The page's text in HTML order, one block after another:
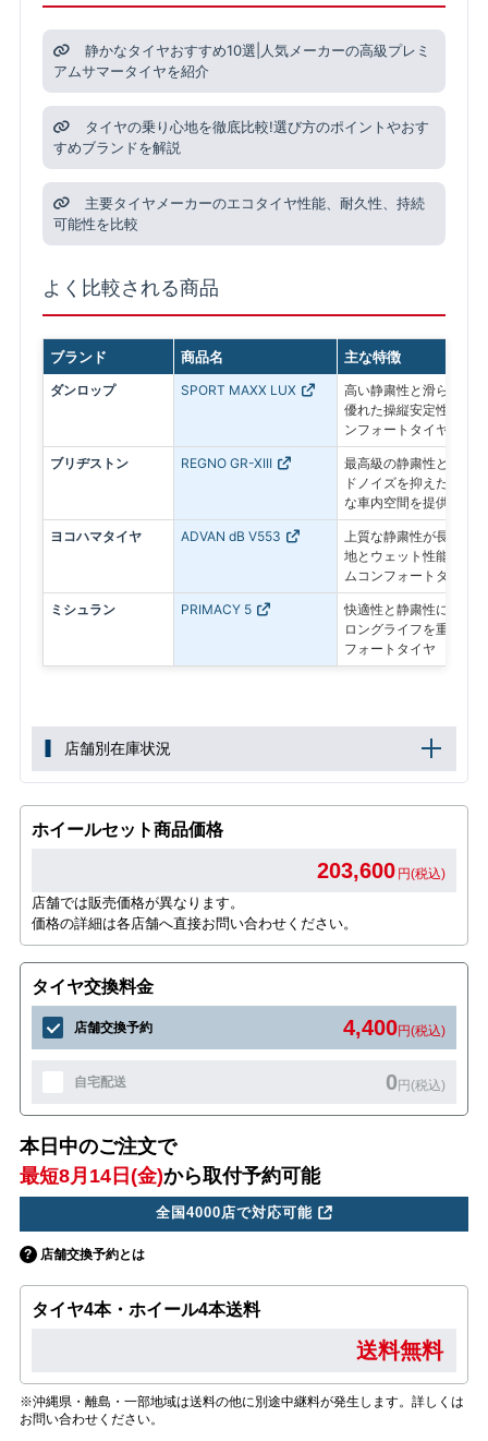
静かなタイヤおすすめ10選|人気メーカーの高級プレミ
アムサマータイヤを紹介
タイヤの乗り心地を徹底比較!選び方のポイントやおす
すめブランドを解説
主要タイヤメーカーのエコタイヤ性能、耐久性、持続
可能性を比較
よく比較される商品
ブランド 商品名 主な特徴
ダンロップ SPORT MAXX LUX
高い静粛性と滑らかな
優れた操縦安定性を備
ンフォートタイヤ
ブリヂストン REGNO GR-XIII
最高級の静粛性と乗り
ドノイズを抑えた静か
な車内空間を提供
ヨコハマタイヤ ADVAN dB V553
上質な静粛性が長く続
地とウェット性能にも
ムコンフォートタイヤ
ミシュラン PRIMACY 5
快適性と静粛性に加え
ロングライフを重視し
フォートタイヤ
店舗別在庫状況
ホイールセット商品価格
203,600 円(税込)
店舗では販売価格が異なります。
価格の詳細は各店舗へ直接お問い合わせください。
タイヤ交換料金
店舗交換予約 4,400円(税込)
自宅配送 0円(税込)
本日中のご注文で
最短8月14日(金)から取付予約可能
全国4000店で対応可能
店舗交換予約とは
タイヤ4本・ホイール4本送料
送料無料
※沖縄県・離島・一部地域は送料の他に別途中継料が発生します。詳しくは
お問い合わせください。